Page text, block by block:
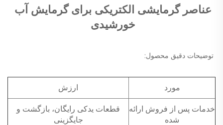
خورشیدی
توضیحات دقیق محصول:
مورد ارزش
خدمات پس از فروش ارائه
شده
قطعات یدکی رایگان، بازگشت و
جایگزینی